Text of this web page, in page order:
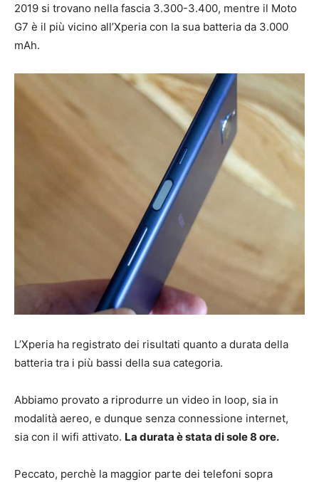
2019 si trovano nella fascia 3.300-3.400, mentre il Moto
G7 è il più vicino all’Xperia con la sua batteria da 3.000
mAh.
L’Xperia ha registrato dei risultati quanto a durata della
batteria tra i più bassi della sua categoria.
Abbiamo provato a riprodurre un video in loop, sia in
modalità aereo, e dunque senza connessione internet,
sia con il wifi attivato. La durata è stata di sole 8 ore.
Peccato, perchè la maggior parte dei telefoni sopra